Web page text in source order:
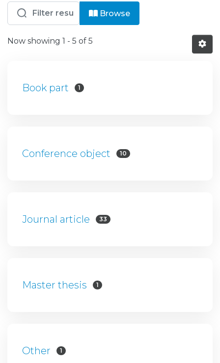
Browsing SESARAM - C -
Browse
Now showing 1 - 5 of 5
Book part 1
Conference object 10
Journal article 33
Master thesis 1
Other 1